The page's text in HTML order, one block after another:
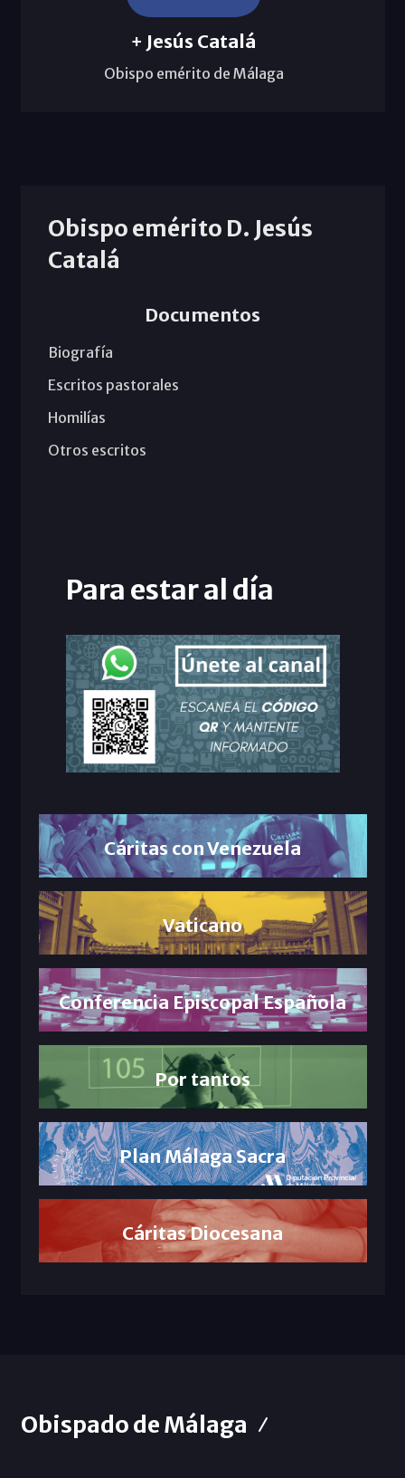
+ Jesús Catalá
Obispo emérito de Málaga
Obispo emérito D. Jesús
Catalá
Documentos
Biografía
Escritos pastorales
Homilías
Otros escritos
Para estar al día
Cáritas con Venezuela
Vaticano
Conferencia Episcopal Española
Por tantos
Plan Málaga Sacra
Cáritas Diocesana
Obispado de Málaga